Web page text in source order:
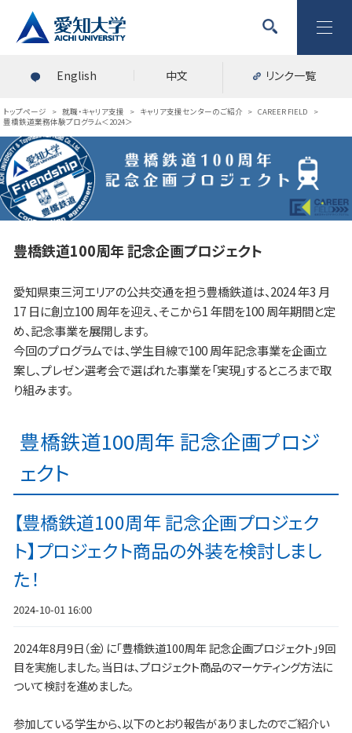
English 中文 リンク一覧
トップページ > 就職・キャリア支援 > キャリア支援センターのご紹介 > CAREER FIELD
>
豊橋鉄道業務体験プログラム＜2024＞
豊橋鉄道100周年 記念企画プロジェクト
愛知県東三河エリアの公共交通を担う豊橋鉄道は、2024 年3 月
17 日に創立100 周年を迎え、そこから1 年間を100 周年期間と定
め、記念事業を展開します。
今回のプログラムでは、学生目線で100 周年記念事業を企画立
案し、プレゼン選考会で選ばれた事業を「実現」するところまで取
り組みます。
豊橋鉄道100周年 記念企画プロジ
ェクト
【豊橋鉄道100周年 記念企画プロジェク
ト】プロジェクト商品の外装を検討しまし
た！
2024-10-01 16:00
2024年8月9日（金）に「豊橋鉄道100周年 記念企画プロジェクト」9回
目を実施しました。当日は、プロジェクト商品のマーケティング方法に
ついて検討を進めました。
参加している学生から、以下のとおり報告がありましたのでご紹介い